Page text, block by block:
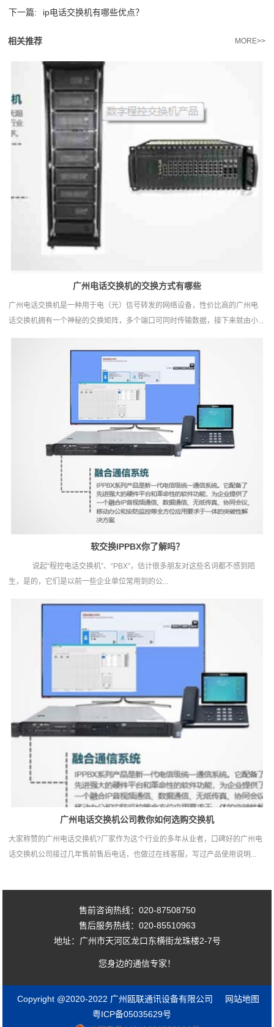
下一篇:
ip电话交换机‍有哪些优点？
相关推荐 MORE>>
广州电话交换机‍的交换方式有哪些
广州电话交换机是一种用于电（光）信号转发的网络设备，性价比高的广州电
话交换机拥有一个神秘的交换矩阵，多个端口可同时传输数据，接下来就由小...
软交换IPPBX你了解吗？
说起“程控电话交换机”、“PBX”，估计很多朋友对这些名词都不感到陌
生，是的，它们是以前一些企业单位常用到的公...
广州电话交换机公司教你如何选购交换机
大家称赞的广州电话交换机?厂家作为这个行业的多年从业者，口碑好的广州电
话交换机公司接过几年售前售后电话，也做过在线客服，写过产品使用说明...
售前咨询热线：020-87508750
售后服务热线：020-85510963
地址：广州市天河区龙口东横街龙珠楼2-7号
您身边的通信专家！
Copyright @2020-2022 广州瓯联通讯设备有限公司
网站地图
粤ICP备05035629号